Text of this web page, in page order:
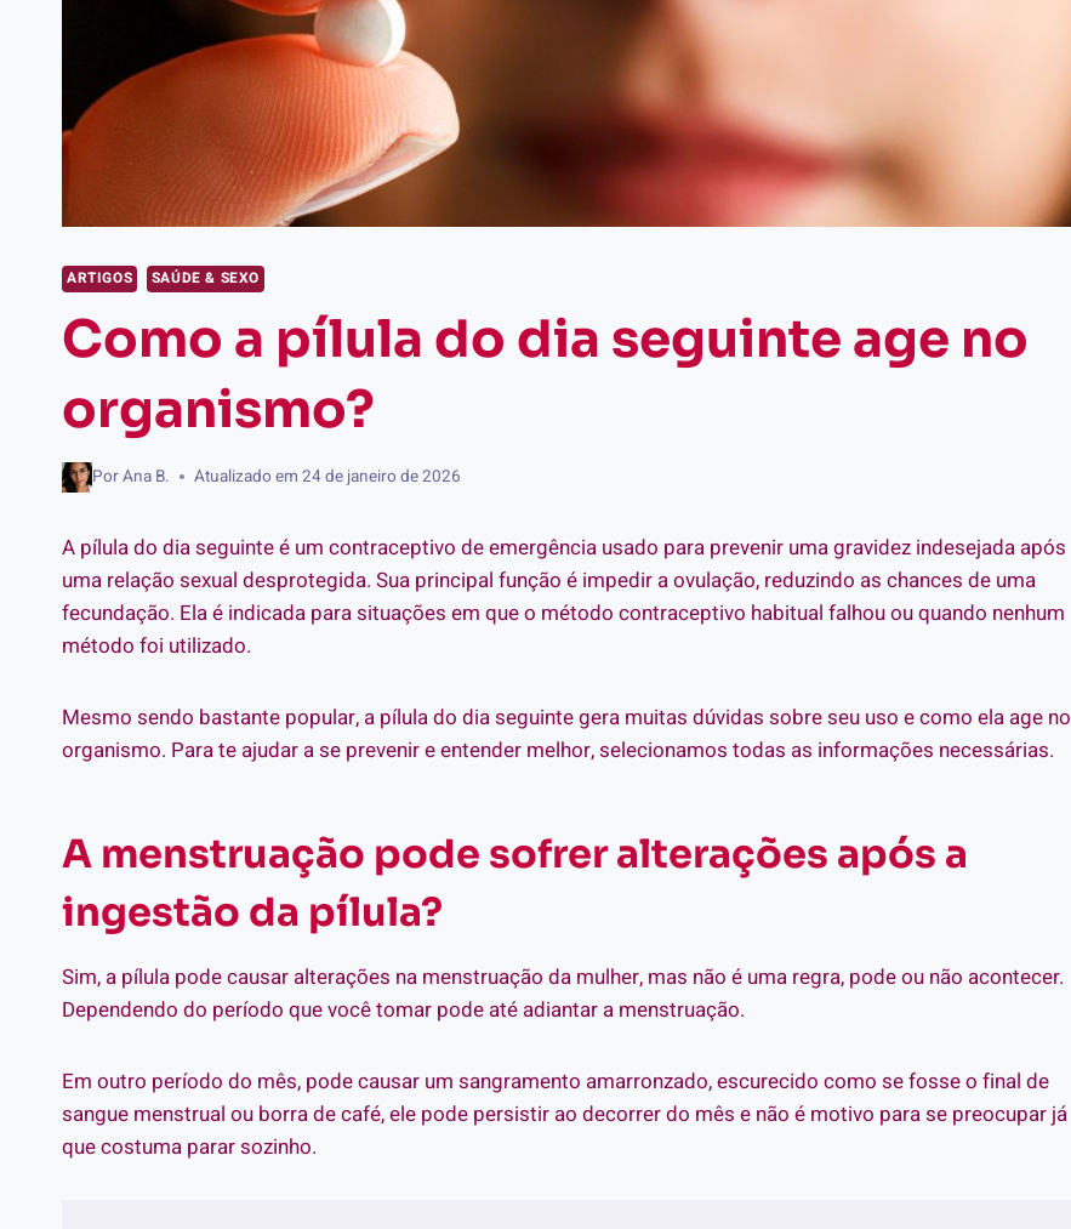
ARTIGOS SAÚDE & SEXO
Como a pílula do dia seguinte age no
organismo?
PorAna B. Atualizado em 24 de janeiro de 2026
A pílula do dia seguinte é um contraceptivo de emergência usado para prevenir uma gravidez indesejada após
uma relação sexual desprotegida. Sua principal função é impedir a ovulação, reduzindo as chances de uma
fecundação. Ela é indicada para situações em que o método contraceptivo habitual falhou ou quando nenhum
método foi utilizado.
Mesmo sendo bastante popular, a pílula do dia seguinte gera muitas dúvidas sobre seu uso e como ela age no
organismo. Para te ajudar a se prevenir e entender melhor, selecionamos todas as informações necessárias.
A menstruação pode sofrer alterações após a
ingestão da pílula?
Sim, a pílula pode causar alterações na menstruação da mulher, mas não é uma regra, pode ou não acontecer.
Dependendo do período que você tomar pode até adiantar a menstruação.
Em outro período do mês, pode causar um sangramento amarronzado, escurecido como se fosse o final de
sangue menstrual ou borra de café, ele pode persistir ao decorrer do mês e não é motivo para se preocupar já
que costuma parar sozinho.